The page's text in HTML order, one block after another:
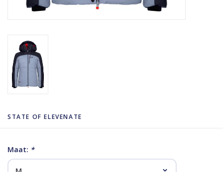
STATE OF ELEVENATE
Maat: *